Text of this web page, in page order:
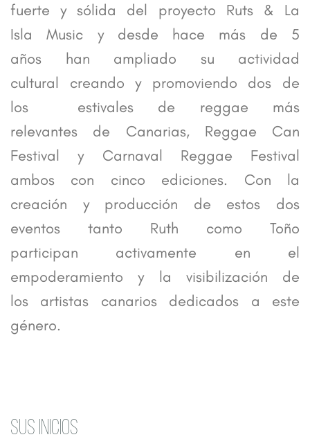
fuerte y sólida del proyecto Ruts & La
Isla Music y desde hace más de 5
años han ampliado su actividad
cultural creando y promoviendo dos de
los estivales de reggae más
relevantes de Canarias, Reggae Can
Festival y Carnaval Reggae Festival
ambos con cinco ediciones. Con la
creación y producción de estos dos
eventos tanto Ruth como Toño
participan activamente en el
empoderamiento y la visibilización de
los artistas canarios dedicados a este
género.
SUS INICIOS